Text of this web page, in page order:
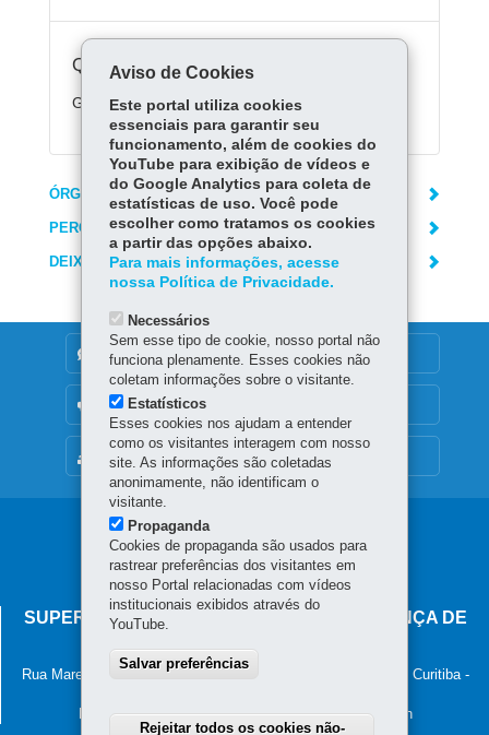
Quanto custa:
Gratuito.
ÓRGÃO RESPONSÁVEL
PERGUNTAS FREQUENTES
DEIXE SUA OPINIÃO
MAPA DO SITE
DENUNCIE CORRUPÇÃO
OUVIDORIA
Navegação
principal
SUPERINTENDÊNCIA-GERAL DE GOVERNANÇA DE
Rua Marechal Deodoro, 806, 13º andar - Centro Curitiba -
Horário de atendimento: 8h30 às 12h e 13h30 às 18h
Aviso de Cookies
Este portal utiliza cookies
essenciais para garantir seu
funcionamento, além de cookies do
YouTube para exibição de vídeos e
do Google Analytics para coleta de
estatísticas de uso. Você pode
escolher como tratamos os cookies
a partir das opções abaixo.
Para mais informações, acesse
nossa Política de Privacidade.
Necessários
Sem esse tipo de cookie, nosso portal não
funciona plenamente. Esses cookies não
coletam informações sobre o visitante.
Estatísticos
Esses cookies nos ajudam a entender
como os visitantes interagem com nosso
site. As informações são coletadas
anonimamente, não identificam o
visitante.
Propaganda
Cookies de propaganda são usados para
rastrear preferências dos visitantes em
nosso Portal relacionadas com vídeos
institucionais exibidos através do
YouTube.
Salvar preferências
Rejeitar todos os cookies não-